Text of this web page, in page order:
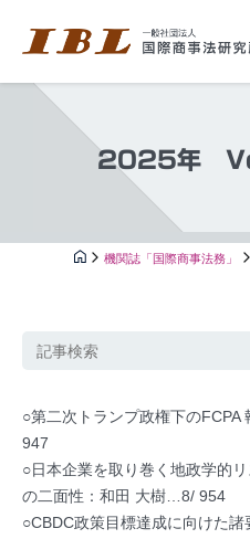
2025年
機関誌「国際商事法務」
○第二次トランプ政権下の
947
○日本企業を取り巻く地政学的
の二面性：和田 大樹…8/ 954
○CBDC政策目標達成に向けた